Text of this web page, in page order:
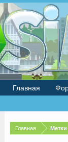
Главная Метки
Главная